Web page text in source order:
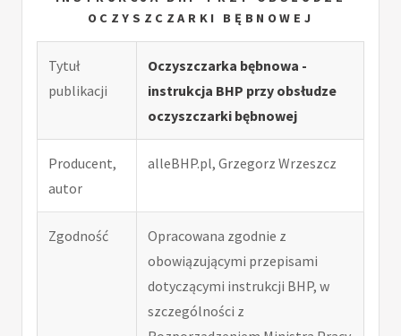
OCZYSZCZARKI BĘBNOWEJ
Tytuł
publikacji
Oczyszczarka bębnowa -
instrukcja BHP przy obsłudze
oczyszczarki bębnowej
Producent,
autor
alleBHP.pl, Grzegorz Wrzeszcz
Zgodność
Opracowana zgodnie z
obowiązującymi przepisami
dotyczącymi instrukcji BHP, w
szczególności z